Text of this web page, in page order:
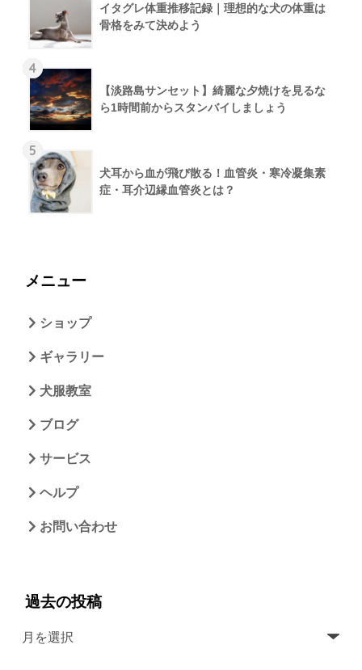
イタグレ体重推移記録｜理想的な犬の体重は
骨格をみて決めよう
4
【淡路島サンセット】綺麗な夕焼けを見るな
ら1時間前からスタンバイしましょう
5
犬耳から血が飛び散る！血管炎・寒冷凝集素
症・耳介辺縁血管炎とは？
メニュー
ショップ
ギャラリー
犬服教室
ブログ
サービス
ヘルプ
お問い合わせ
過去の投稿